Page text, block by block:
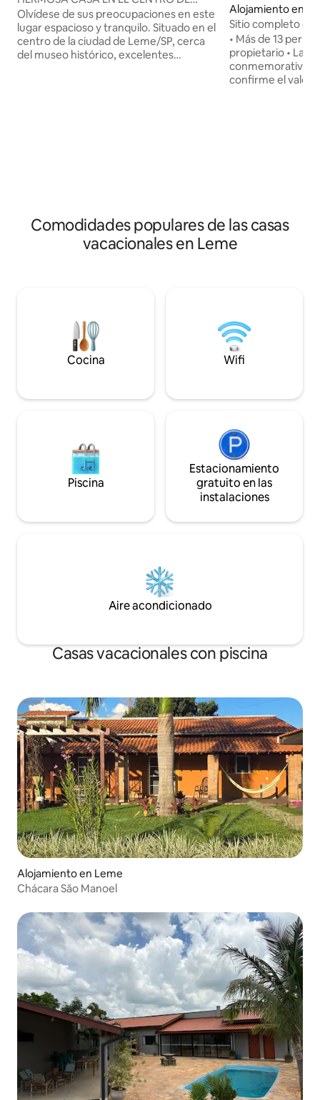
LEME/SP CON PISCINA
Olvídese de sus preocupaciones en este
lugar espacioso y tranquilo. Situado en el
centro de la ciudad de Leme/SP, cerca
del museo histórico, excelentes
Alojamiento en
nceição
Sitio completo en
naturaleza y ocio
• Más de 13
propietario • Las fechas
conmemorativas
confirme el valor
Comodidades populares de las casas
vacacionales en Leme
Cocina Wifi
Piscina
Estacionamiento
gratuito en las
instalaciones
Aire acondicionado
Casas vacacionales con piscina
Alojamiento en Leme
Chácara São Manoel